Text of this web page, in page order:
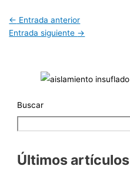
← Entrada anterior
Entrada siguiente →
Buscar
Últimos artículos